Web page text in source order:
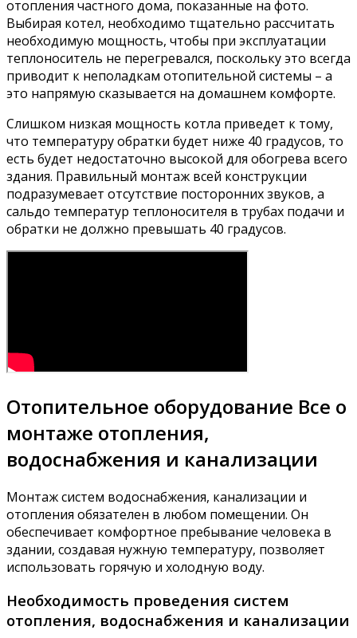
отопления частного дома, показанные на фото.
Выбирая котел, необходимо тщательно рассчитать
необходимую мощность, чтобы при эксплуатации
теплоноситель не перегревался, поскольку это всегда
приводит к неполадкам отопительной системы – а
это напрямую сказывается на домашнем комфорте.
Слишком низкая мощность котла приведет к тому,
что температуру обратки будет ниже 40 градусов, то
есть будет недостаточно высокой для обогрева всего
здания. Правильный монтаж всей конструкции
подразумевает отсутствие посторонних звуков, а
сальдо температур теплоносителя в трубах подачи и
обратки не должно превышать 40 градусов.
Отопительное оборудование Все о
монтаже отопления,
водоснабжения и канализации
Монтаж систем водоснабжения, канализации и
отопления обязателен в любом помещении. Он
обеспечивает комфортное пребывание человека в
здании, создавая нужную температуру, позволяет
использовать горячую и холодную воду.
Необходимость проведения систем
отопления, водоснабжения и канализации